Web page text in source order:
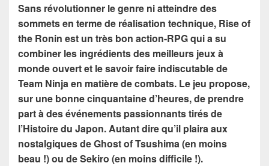
Sans révolutionner le genre ni atteindre des
sommets en terme de réalisation technique, Rise of
the Ronin est un très bon action-RPG qui a su
combiner les ingrédients des meilleurs jeux à
monde ouvert et le savoir faire indiscutable de
Team Ninja en matière de combats. Le jeu propose,
sur une bonne cinquantaine d’heures, de prendre
part à des événements passionnants tirés de
l’Histoire du Japon. Autant dire qu’il plaira aux
nostalgiques de Ghost of Tsushima (en moins
beau !) ou de Sekiro (en moins difficile !).